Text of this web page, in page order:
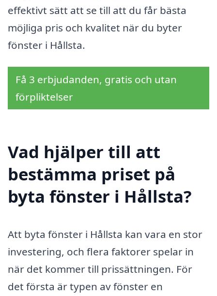
effektivt sätt att se till att du får bästa
möjliga pris och kvalitet när du byter
fönster i Hållsta.
Få 3 erbjudanden, gratis och utan
förpliktelser
Vad hjälper till att
bestämma priset på
byta fönster i Hållsta?
Att byta fönster i Hållsta kan vara en stor
investering, och flera faktorer spelar in
när det kommer till prissättningen. För
det första är typen av fönster en